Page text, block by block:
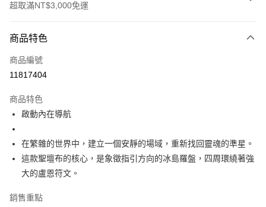
超取滿NT$3,000免運
信用卡一次付款
超商取貨付款
Apple Pay
街口支付
悠遊付
ATM付款
商品特色
商品編號
11817404
商品特色
啟動內在導航
在繁雜的世界中，建立一個安靜的場域，重新找回靈魂的準星。
這款聖壇布的核心，是象徵指引方向的冰島羅盤，四周環繞著強
大的盧恩符文。
銷售重點